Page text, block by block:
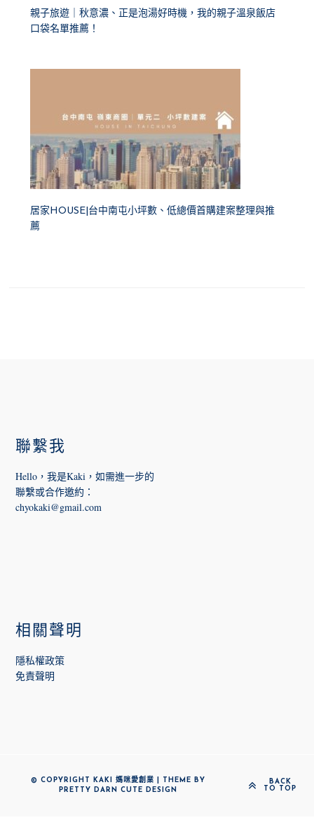
親子旅遊｜秋意濃、正是泡湯好時機，我的親子溫泉飯店
口袋名單推薦！
居家HOUSE|台中南屯小坪數、低總價首購建案整理與推
薦
聯繫我
Hello，我是Kaki，如需進一步的
聯繫或合作邀約 ：
chyokaki@gmail.com
相關聲明
隱私權政策
免責聲明
© COPYRIGHT KAKI 媽咪愛創業 | THEME BY
PRETTY DARN CUTE DESIGN
BACK
TO TOP